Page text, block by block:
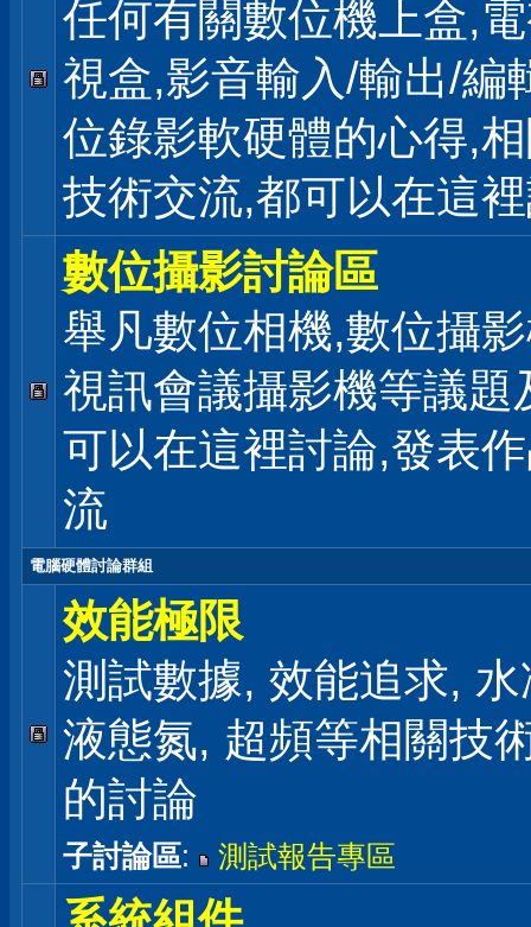
任何有關數位機上盒,
視盒,影音輸入/輸出/編
位錄影軟硬體的心得,
技術交流,都可以在這
數位攝影討論區
舉凡數位相機,數位攝
視訊會議攝影機等議題
可以在這裡討論,發表
流
電腦硬體討論群組
效能極限
測試數據, 效能追求,
液態氮, 超頻等相關技
的討論
子討論區: 測試報告專區